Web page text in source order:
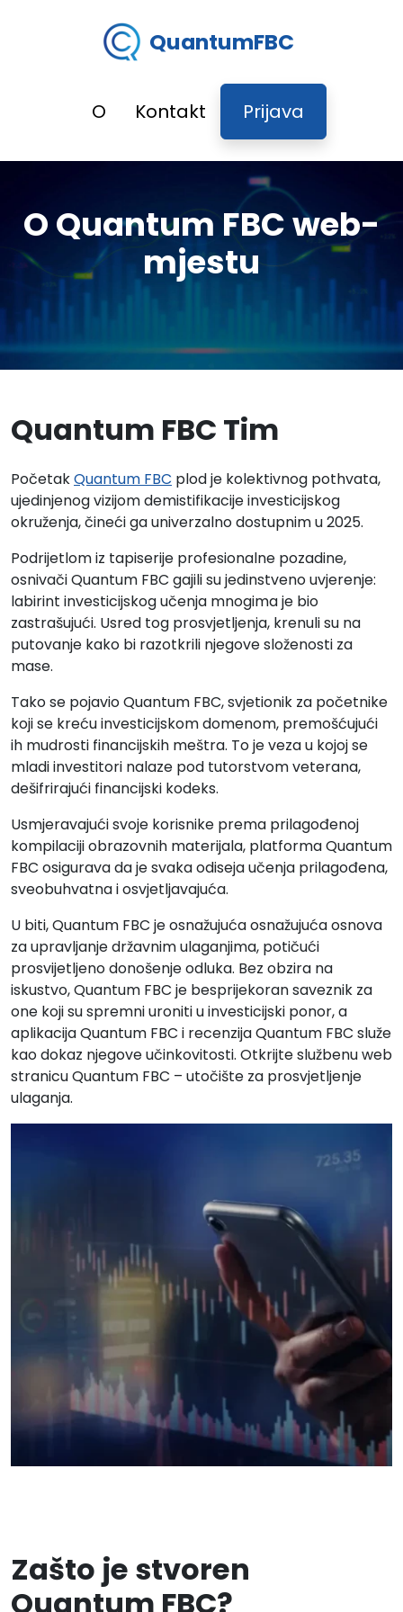
QuantumFBC
O Kontakt Prijava
O Quantum FBC web-
mjestu
Quantum FBC Tim
PočetakQuantum FBC plod je kolektivnog pothvata,
ujedinjenog vizijom demistifikacije investicijskog
okruženja, čineći ga univerzalno dostupnim u 2025.
Podrijetlom iz tapiserije profesionalne pozadine,
osnivači Quantum FBC gajili su jedinstveno uvjerenje:
labirint investicijskog učenja mnogima je bio
zastrašujući. Usred tog prosvjetljenja, krenuli su na
putovanje kako bi razotkrili njegove složenosti za
mase.
Tako se pojavio Quantum FBC, svjetionik za početnike
koji se kreću investicijskom domenom, premošćujući
ih mudrosti financijskih meštra. To je veza u kojoj se
mladi investitori nalaze pod tutorstvom veterana,
dešifrirajući financijski kodeks.
Usmjeravajući svoje korisnike prema prilagođenoj
kompilaciji obrazovnih materijala, platforma Quantum
FBC osigurava da je svaka odiseja učenja prilagođena,
sveobuhvatna i osvjetljavajuća.
U biti, Quantum FBC je osnažujuća osnažujuća osnova
za upravljanje državnim ulaganjima, potičući
prosvijetljeno donošenje odluka. Bez obzira na
iskustvo, Quantum FBC je besprijekoran saveznik za
one koji su spremni uroniti u investicijski ponor, a
aplikacija Quantum FBC i recenzija Quantum FBC služe
kao dokaz njegove učinkovitosti. Otkrijte službenu web
stranicu Quantum FBC – utočište za prosvjetljenje
ulaganja.
Zašto je stvoren
Quantum FBC?